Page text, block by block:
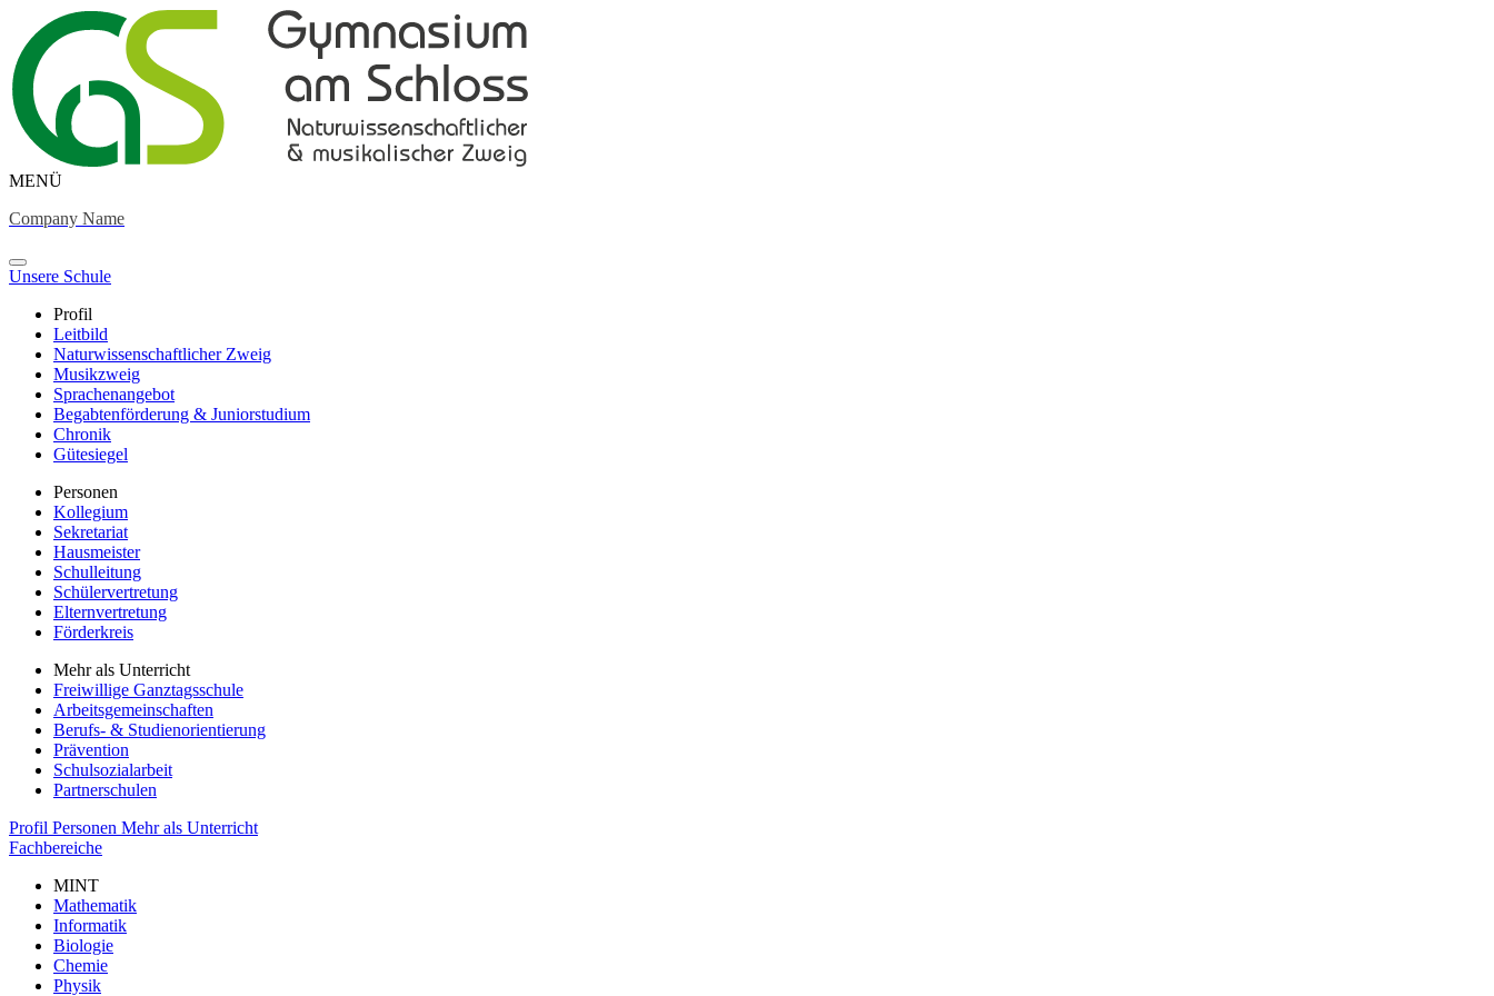
MENÜ
Company Name
Unsere Schule
Profil
Leitbild
Naturwissenschaftlicher Zweig
Musikzweig
Sprachenangebot
Begabtenförderung & Juniorstudium
Chronik
Gütesiegel
Personen
Kollegium
Sekretariat
Hausmeister
Schulleitung
Schülervertretung
Elternvertretung
Förderkreis
Mehr als Unterricht
Freiwillige Ganztagsschule
Arbeitsgemeinschaften
Berufs- & Studienorientierung
Prävention
Schulsozialarbeit
Partnerschulen
Profil Personen Mehr als Unterricht
Fachbereiche
MINT
Mathematik
Informatik
Biologie
Chemie
Physik